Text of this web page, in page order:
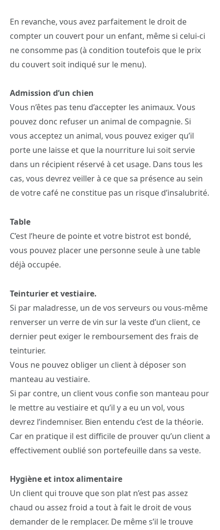
En revanche, vous avez parfaitement le droit de
compter un couvert pour un enfant, même si celui-ci
ne consomme pas (à condition toutefois que le prix
du couvert soit indiqué sur le menu).
Admission d’un chien
Vous n’êtes pas tenu d’accepter les animaux. Vous
pouvez donc refuser un animal de compagnie. Si
vous acceptez un animal, vous pouvez exiger qu’il
porte une laisse et que la nourriture lui soit servie
dans un récipient réservé à cet usage. Dans tous les
cas, vous devrez veiller à ce que sa présence au sein
de votre café ne constitue pas un risque d’insalubrité.
Table
C’est l’heure de pointe et votre bistrot est bondé,
vous pouvez placer une personne seule à une table
déjà occupée.
Teinturier et vestiaire.
Si par maladresse, un de vos serveurs ou vous-même
renverser un verre de vin sur la veste d’un client, ce
dernier peut exiger le remboursement des frais de
teinturier.
Vous ne pouvez obliger un client à déposer son
manteau au vestiaire.
Si par contre, un client vous confie son manteau pour
le mettre au vestiaire et qu’il y a eu un vol, vous
devrez l’indemniser. Bien entendu c’est de la théorie.
Car en pratique il est difficile de prouver qu’un client a
effectivement oublié son portefeuille dans sa veste.
Hygiène et intox alimentaire
Un client qui trouve que son plat n’est pas assez
chaud ou assez froid a tout à fait le droit de vous
demander de le remplacer. De même s’il le trouve